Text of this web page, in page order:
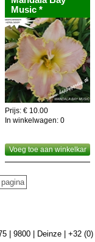
Music *
Prijs: € 10.00
In winkelwagen: 0
Voeg toe aan winkelkar
| 9800 | Deinze | +32